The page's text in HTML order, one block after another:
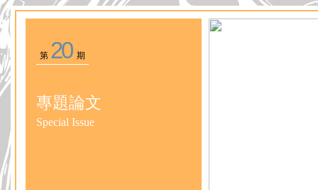
第 20期
專題論文
Special Issue